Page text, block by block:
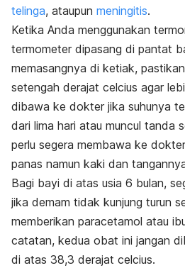
telinga, ataupun meningitis.
Ketika Anda menggunakan
termometer dipasang di pantat
memasangnya di ketiak,
setengah derajat celcius agar
dibawa ke dokter jika suhunya
dari lima hari atau muncul tanda
perlu segera membawa ke
panas namun kaki dan
Bagi bayi di atas usia 6 bulan,
jika demam tidak kunjung turun
memberikan paracetamol atau
catatan, kedua obat ini jangan
di atas 38,3 derajat celcius.